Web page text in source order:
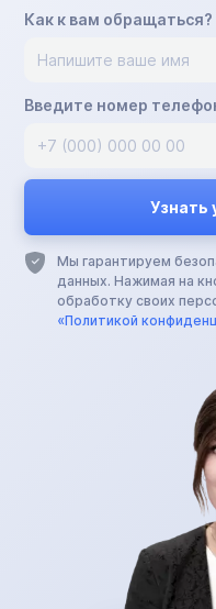
Как к вам обращаться?
Введите номер
Мы гарантируем
данных. Нажимая на
обработку своих
«Политикой